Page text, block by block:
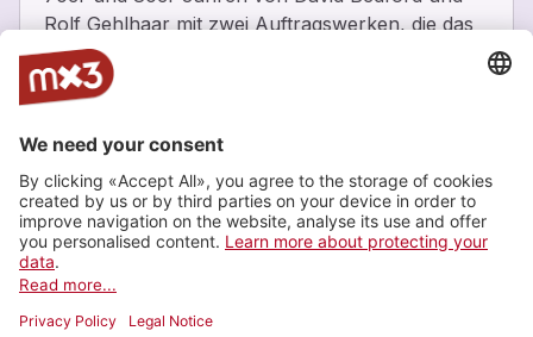
Rolf Gehlhaar mit zwei Auftragswerken, die das
Ensemble SoloVoices an die Komponistinnen
Karin Wetzel und Svetlana Maraš vergeben hat.
_
Eintritt frei -
Zürcher Hochschule der Künste, Zürich
Latest tracks